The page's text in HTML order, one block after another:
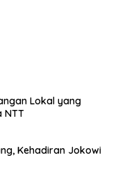
Lokal yang
NTT
Kehadiran Jokowi